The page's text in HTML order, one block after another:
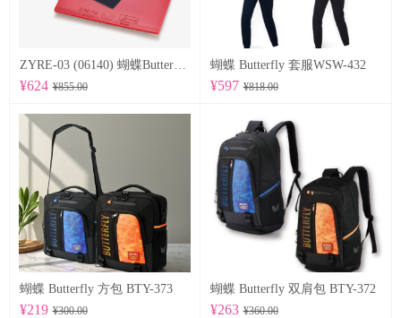
ZYRE-03 (06140) 蝴蝶Butterfly 专业反胶套胶
¥624 ¥855.00
蝴蝶 Butterfly 套服WSW-432
¥597 ¥818.00
蝴蝶 Butterfly 方包 BTY-373
¥219 ¥300.00
蝴蝶 Butterfly 双肩包 BTY-372
¥263 ¥360.00